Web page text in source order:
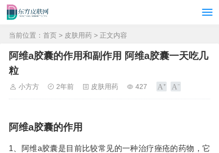
当前位置： 首页 > 皮肤用药 > 正文内容
阿维a胶囊的作用和副作用 阿维a胶囊一天吃几
粒
小方方 2年前 皮肤用药 427
阿维a胶囊的作用
1、阿维a胶囊是目前比较常见的一种治疗痤疮的药物，它